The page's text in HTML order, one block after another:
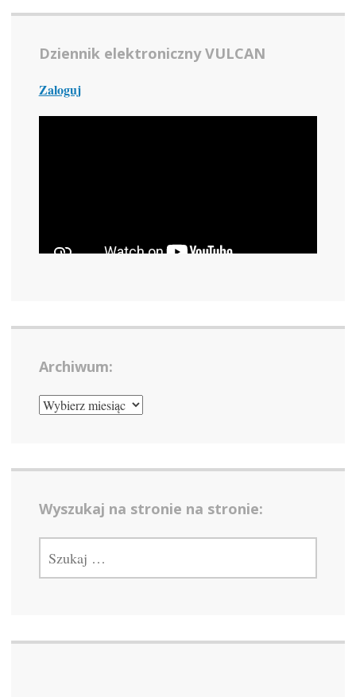
Dziennik elektroniczny VULCAN
Zaloguj
Archiwum:
ARCHIWUM:
Wyszukaj na stronie na stronie:
SZUKAJ: